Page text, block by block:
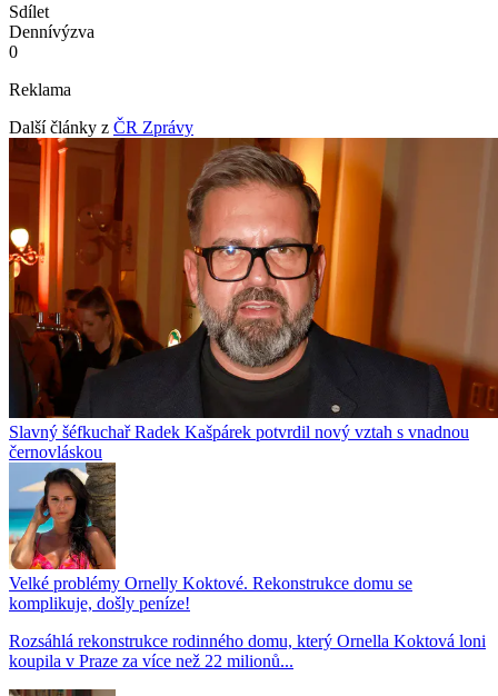
Sdílet
Dennívýzva
0
Reklama
Další články z ČR Zprávy
Slavný šéfkuchař Radek Kašpárek potvrdil nový vztah s vnadnou
černovláskou
Velké problémy Ornelly Koktové. Rekonstrukce domu se
komplikuje, došly peníze!
Rozsáhlá rekonstrukce rodinného domu, který Ornella Koktová loni
koupila v Praze za více než 22 milionů...